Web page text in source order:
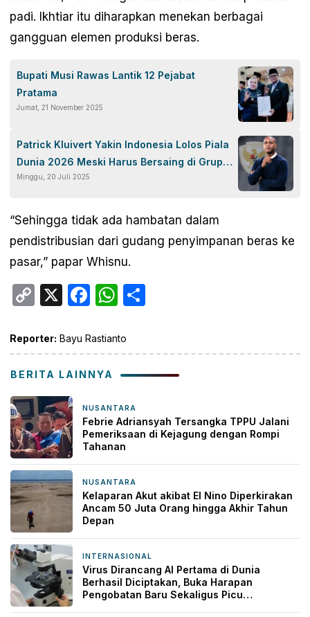
padi. Ikhtiar itu diharapkan menekan berbagai
gangguan elemen produksi beras.
Bupati Musi Rawas Lantik 12 Pejabat
Pratama
Jumat, 21 November 2025
Patrick Kluivert Yakin Indonesia Lolos Piala
Dunia 2026 Meski Harus Bersaing di Grup
Berat
Minggu, 20 Juli 2025
“Sehingga tidak ada hambatan dalam
pendistribusian dari gudang penyimpanan beras ke
pasar,” papar Whisnu.
Copy
X Facebook
WhatsApp
Reporter: Bayu Rastianto
BERITA LAINNYA
NUSANTARA
Febrie Adriansyah Tersangka TPPU Jalani
Pemeriksaan di Kejagung dengan Rompi
Tahanan
NUSANTARA
Kelaparan Akut akibat El Nino Diperkirakan
Ancam 50 Juta Orang hingga Akhir Tahun
Depan
INTERNASIONAL
Virus Dirancang AI Pertama di Dunia
Berhasil Diciptakan, Buka Harapan
Pengobatan Baru Sekaligus Picu